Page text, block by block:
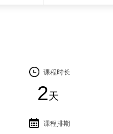
课程时长
2天
课程排期